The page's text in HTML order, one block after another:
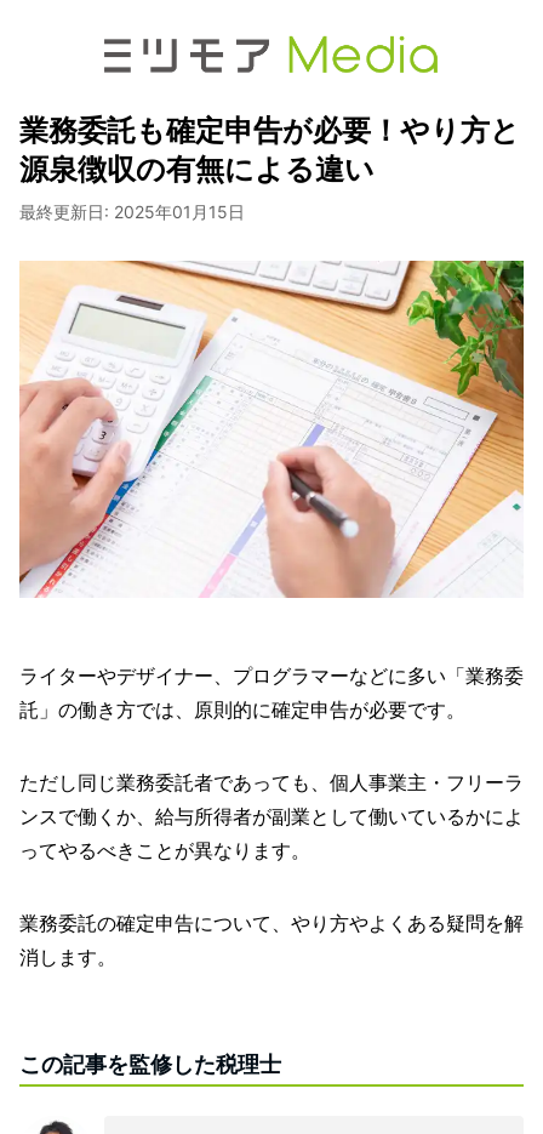
業務委託も確定申告が必要！やり方と
源泉徴収の有無による違い
最終更新日: 2025年01月15日
ライターやデザイナー、プログラマーなどに多い「業務委
託」の働き方では、原則的に確定申告が必要です。
ただし同じ業務委託者であっても、個人事業主・フリーラ
ンスで働くか、給与所得者が副業として働いているかによ
ってやるべきことが異なります。
業務委託の確定申告について、やり方やよくある疑問を解
消します。
この記事を監修した税理士